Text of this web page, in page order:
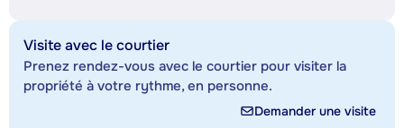
Visite avec le courtier
Prenez rendez-vous avec le courtier pour visiter la
propriété à votre rythme, en personne.
Demander une visite